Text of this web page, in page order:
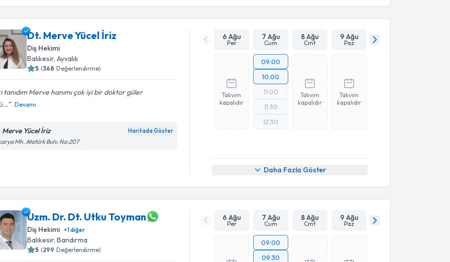
Dt. Merve Yücel İriz
Diş Hekimi
Balıkesir, Ayvalık
5 (368 Değerlendirme)
tanıdım Merve hanımı çok iyi bir doktor güler
Devamı
Merve Yücel İriz Haritada Göster
Mh. Atatürk Bulv. No:207
6 Ağu
Per
7 Ağu
Cum
8 Ağu
Cmt
9 Ağu
Paz
Takvim
kapalıdır
09:00
10:00
11:00
11:30
12:30
Takvim
kapalıdır
Takvim
kapalıdır
Daha Fazla Göster
Uzm. Dr. Dt. Utku Toyman
Diş Hekimi +1diğer
Balıkesir, Bandırma
5 (299 Değerlendirme)
6 Ağu
Per
7 Ağu
Cum
8 Ağu
Cmt
9 Ağu
Paz
09:00
09:30